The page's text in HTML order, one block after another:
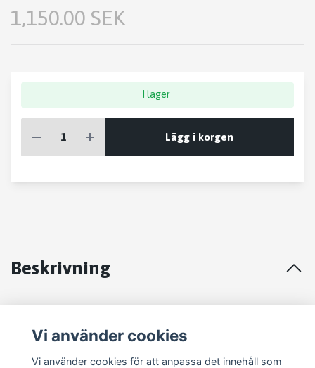
1,150.00 SEK
I lager
Lägg i korgen
Beskrivning
Vi använder cookies
Vi använder cookies för att anpassa det innehåll som